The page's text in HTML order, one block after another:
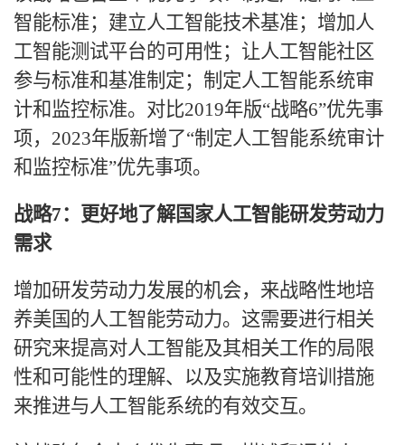
智能标准；建立人工智能技术基准；增加人
工智能测试平台的可用性；让人工智能社区
参与标准和基准制定；制定人工智能系统审
计和监控标准。对比2019年版“战略6”优先事
项，2023年版新增了“制定人工智能系统审计
和监控标准”优先事项。
战略7：更好地了解国家人工智能研发劳动力
需求
增加研发劳动力发展的机会，来战略性地培
养美国的人工智能劳动力。这需要进行相关
研究来提高对人工智能及其相关工作的局限
性和可能性的理解、以及实施教育培训措施
来推进与人工智能系统的有效交互。